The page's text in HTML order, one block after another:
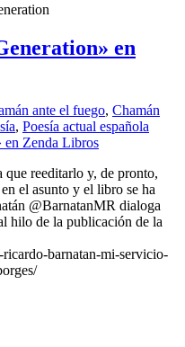
en
ante el fuego, Chamán
, Poesía actual española
que reeditarlo y, de pronto,
el asunto y el libro se ha
@BarnatanMR dialoga
hilo de la publicación de la
barnatan-mi-servicio-